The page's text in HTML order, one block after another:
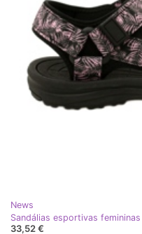
News
33,52 €